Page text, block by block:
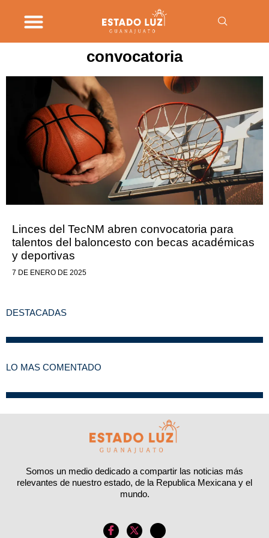
convocatoria
Linces del TecNM abren convocatoria para
talentos del baloncesto con becas académicas
y deportivas
7 DE ENERO DE 2025
DESTACADAS
LO MAS COMENTADO
Somos un medio dedicado a compartir las noticias más
relevantes de nuestro estado, de la Republica Mexicana y el
mundo.